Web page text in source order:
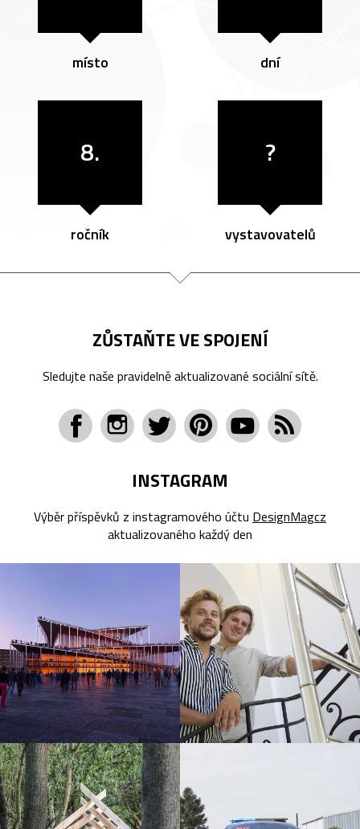
místo dní
8.
ročník
?
vystavovatelů
ZŮSTAŇTE VE SPOJENÍ
Sledujte naše pravidelně aktualizované sociální sítě.
INSTAGRAM
Výběr příspěvků z instagramového účtu DesignMagcz
aktualizovaného každý den